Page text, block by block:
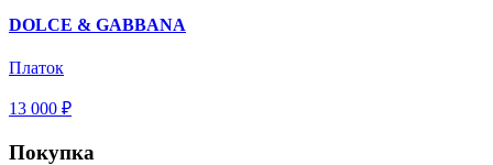
DOLCE & GABBANA
Платок
13 000 ₽
Покупка